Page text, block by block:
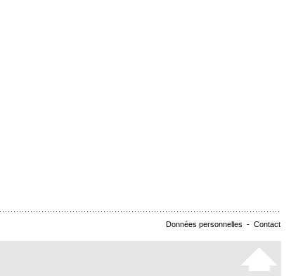
Données personnelles - Contact